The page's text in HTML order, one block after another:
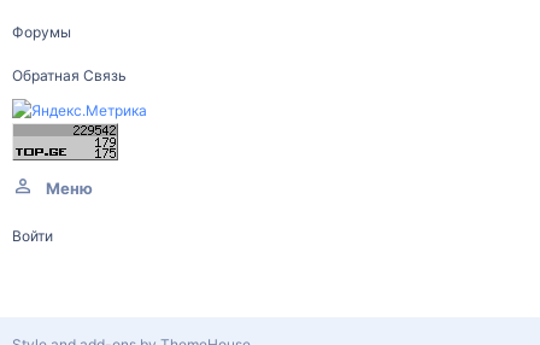
Форумы
Обратная Связь
Меню
Войти